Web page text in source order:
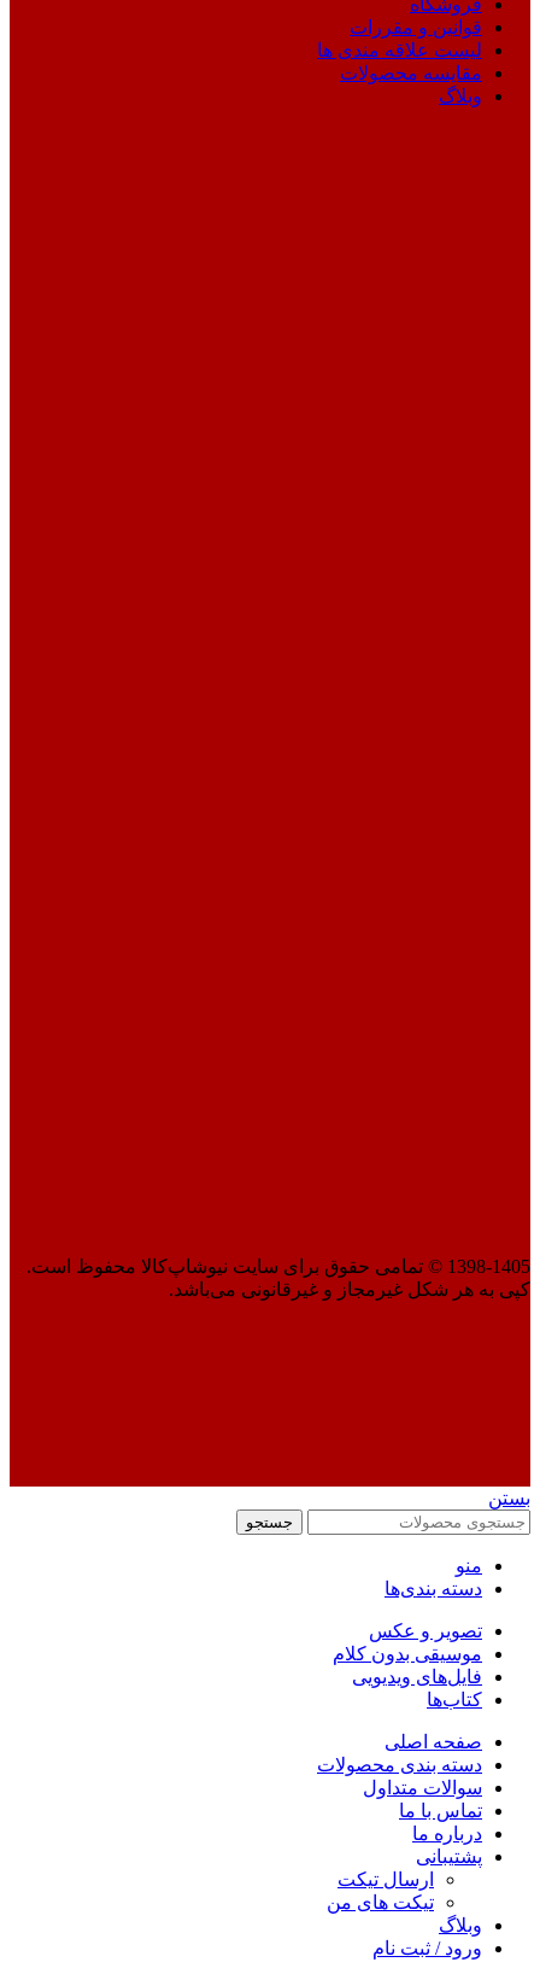
فروشگاه
قوانین و مقررات
لیست علاقه مندی ها
مقایسه محصولات
وبلاگ
1398-1405 © تمامی حقوق برای سایت نیوشاپ‌کالا محفوظ است.
کپی به هر شکل غیرمجاز و غیرقانونی می‌باشد.
بستن
جستجو
منو
دسته بندی‌ها
تصویر و عکس
موسیقی بدون کلام
فایل‌های ویدیویی
کتاب‌ها
صفحه اصلی
دسته بندی محصولات
سوالات متداول
تماس با ما
درباره ما
پشتیبانی
ارسال تیکت
تیکت های من
وبلاگ
ورود / ثبت نام